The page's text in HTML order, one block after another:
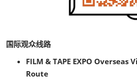
国际观众线路
FILM & TAPE EXPO
Route